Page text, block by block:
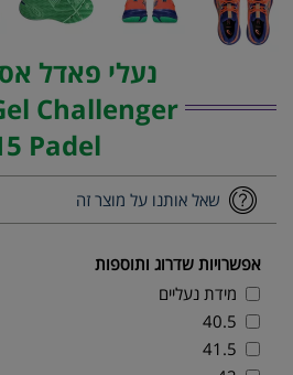
נעלי פאדל
Challenger
Padel
שאל אותנו על מוצר זה
אפשרויות שדרוג ותוספות
מידת נעליים
40.5
41.5